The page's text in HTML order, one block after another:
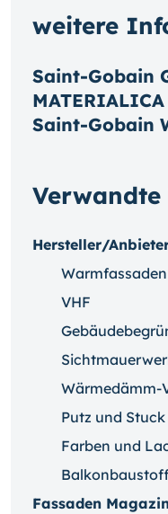
Verwandte
Hersteller/
Warmfassaden
VHF
Wärmedämm-
Putz und Stuck
Farben und
Fassaden
weitere
Saint-Gobain
MATERIALICA
Saint-Gobain